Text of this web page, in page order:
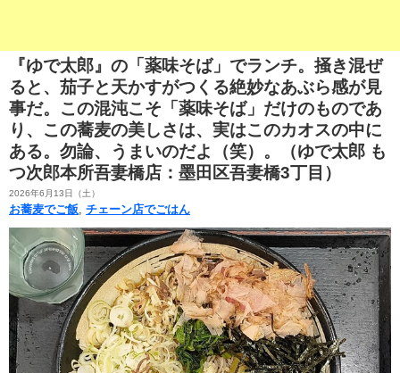
『ゆで太郎』の「薬味そば」でランチ。掻き混ぜ
ると、茄子と天かすがつくる絶妙なあぶら感が見
事だ。この混沌こそ「薬味そば」だけのものであ
り、この蕎麦の美しさは、実はこのカオスの中に
ある。勿論、うまいのだよ（笑）。（ゆで太郎 も
つ次郎本所吾妻橋店：墨田区吾妻橋3丁目）
2026年6月13日（土）
お蕎麦でご飯, チェーン店でごはん